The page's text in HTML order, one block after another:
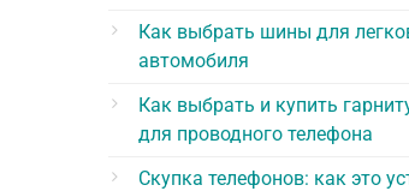
Как выбрать шины для
автомобиля
Как выбрать и купить
для проводного телефона
Скупка телефонов: как это